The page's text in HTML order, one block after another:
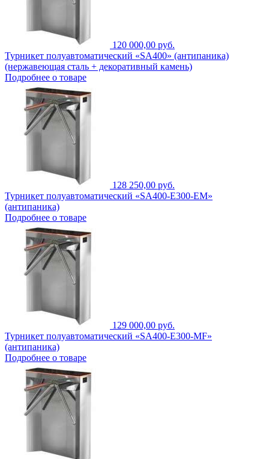
120 000,00 руб.
Турникет полуавтоматический «SA400» (антипаника)
(нержавеющая сталь + декоративный камень)
Подробнее о товаре
128 250,00 руб.
Турникет полуавтоматический «SA400-Е300-EM»
(антипаника)
Подробнее о товаре
129 000,00 руб.
Турникет полуавтоматический «SA400-Е300-MF»
(антипаника)
Подробнее о товаре